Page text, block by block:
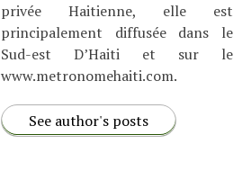
privée Haitienne, elle est
principalement diffusée dans le
Sud-est D’Haiti et sur le
www.metronomehaiti.com.
See author's posts